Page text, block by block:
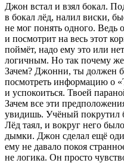
Джон встал и взял бокал.
в бокал лёд, налил виски,
не мог понять одного. Ведь
и посмотрит на весь этот
поймёт, надо ему это или
логичным. Но так почему же
Зачем? Джонни, ты должен
посмотреть информацию о
и успокоиться. Твоей
Зачем все эти
увидишь. Учёный покрутил
Лёд таял, и вокруг него
дымки. Джон сделал ещё
ему не давало покоя
не логика. Он просто